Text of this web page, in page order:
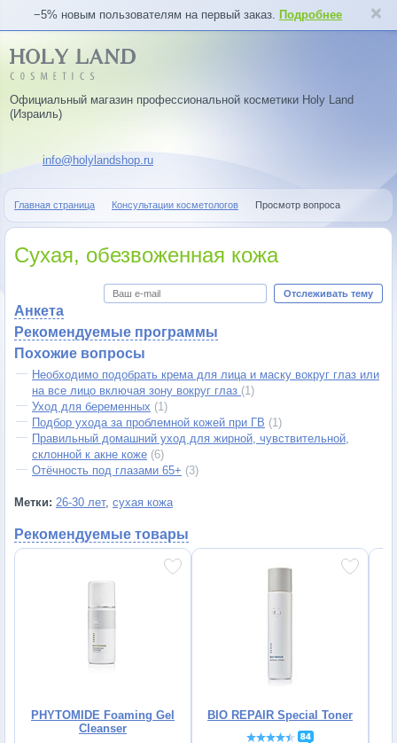
−5% новым пользователям на первый заказ. Подробнее
Официальный магазин профессиональной косметики Holy Land
(Израиль)
info@holylandshop.ru
Главная страница Консультации косметологов Просмотр вопроса
Сухая, обезвоженная кожа
Отслеживать тему
Анкета
Рекомендуемые программы
Похожие вопросы
Необходимо подобрать крема для лица и маску вокруг глаз или
на все лицо включая зону вокруг глаз (1)
Уход для беременных (1)
Подбор ухода за проблемной кожей при ГВ (1)
Правильный домашний уход для жирной, чувствительной,
склонной к акне коже (6)
Отёчность под глазами 65+ (3)
Метки: 26-30 лет, сухая кожа
Рекомендуемые товары
PHYTOMIDE Foaming Gel
Cleanser
BIO REPAIR Special Toner
84